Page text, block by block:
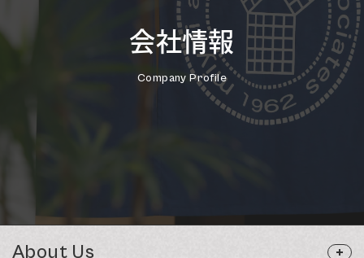
会社情報
Company Profile
About Us